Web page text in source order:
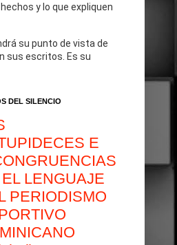
y lo que expliquen
su punto de vista de
sus escritos. Es su
DEL SILENCIO
E
LENGUAJE
PERIODISMO